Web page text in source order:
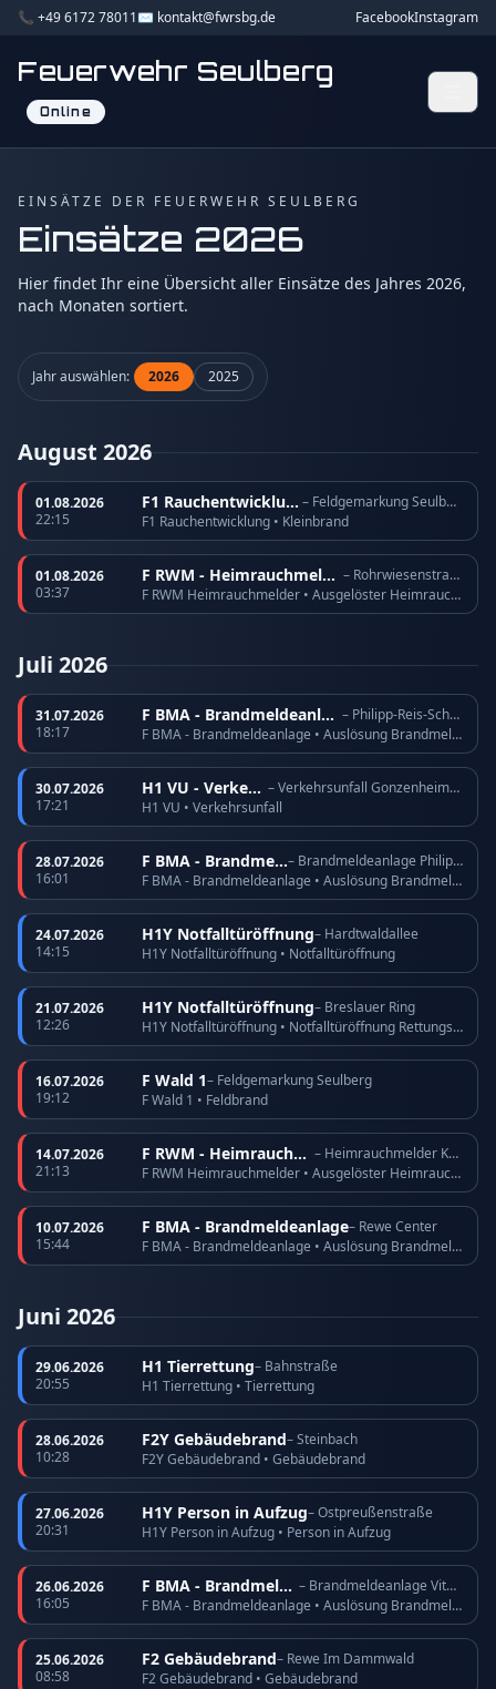
📞 +49 6172 78011✉️ kontakt@fwrsbg.de FacebookInstagram
Feuerwehr Seulberg
Online
EINSÄTZE DER FEUERWEHR SEULBERG
Einsätze 2026
Hier findet Ihr eine Übersicht aller Einsätze des Jahres 2026,
nach Monaten sortiert.
Jahr auswählen: 2026 2025
August 2026
01.08.2026
22:15
F1 Rauchentwicklung
– Feldgemarkung Seulberg
F1 Rauchentwicklung • Kleinbrand
01.08.2026
03:37
F RWM - Heimrauchmelder
– Rohrwiesenstraße
F RWM Heimrauchmelder • Ausgelöster Heimrauchmelder
Juli 2026
31.07.2026
18:17
F BMA - Brandmeldeanlage
– Philipp-Reis-Schule
F BMA - Brandmeldeanlage • Auslösung Brandmeldeanlage
30.07.2026
17:21
H1 VU - Verkehrsunfall
– Verkehrsunfall Gonzenheimer Landstraße
H1 VU • Verkehrsunfall
28.07.2026
16:01
F BMA - Brandmeldeanlage
– Brandmeldeanlage Philipp-Reis-Schule
F BMA - Brandmeldeanlage • Auslösung Brandmeldeanlage
24.07.2026
14:15
H1Y Notfalltüröffnung– Hardtwaldallee
H1Y Notfalltüröffnung • Notfalltüröffnung
21.07.2026
12:26
H1Y Notfalltüröffnung– Breslauer Ring
H1Y Notfalltüröffnung • Notfalltüröffnung Rettungsdienst
16.07.2026
19:12
F Wald 1– Feldgemarkung Seulberg
F Wald 1 • Feldbrand
14.07.2026
21:13
F RWM - Heimrauchmelder
– Heimrauchmelder Köppern
F RWM Heimrauchmelder • Ausgelöster Heimrauchmelder
10.07.2026
15:44
F BMA - Brandmeldeanlage– Rewe Center
F BMA - Brandmeldeanlage • Auslösung Brandmeldeanlage
Juni 2026
29.06.2026
20:55
H1 Tierrettung– Bahnstraße
H1 Tierrettung • Tierrettung
28.06.2026
10:28
F2Y Gebäudebrand– Steinbach
F2Y Gebäudebrand • Gebäudebrand
27.06.2026
20:31
H1Y Person in Aufzug– Ostpreußenstraße
H1Y Person in Aufzug • Person in Aufzug
26.06.2026
16:05
F BMA - Brandmeldeanlage
– Brandmeldeanlage Vitos Köppern
F BMA - Brandmeldeanlage • Auslösung Brandmeldeanlage
25.06.2026
08:58
F2 Gebäudebrand– Rewe Im Dammwald
F2 Gebäudebrand • Gebäudebrand